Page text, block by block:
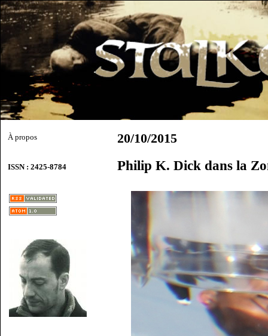
À propos
ISSN : 2425-8784
20/10/2015
Philip K. Dick dans la